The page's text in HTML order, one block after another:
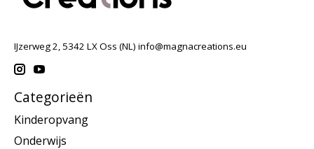
IJzerweg 2, 5342 LX Oss (NL) info@magnacreations.eu
Categorieën
Kinderopvang
Onderwijs